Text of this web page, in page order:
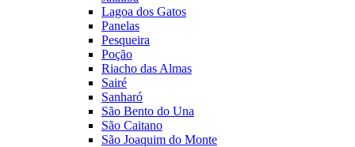
Lagoa dos Gatos
Panelas
Pesqueira
Poção
Riacho das Almas
Sairé
Sanharó
São Bento do Una
São Caitano
São Joaquim do Monte